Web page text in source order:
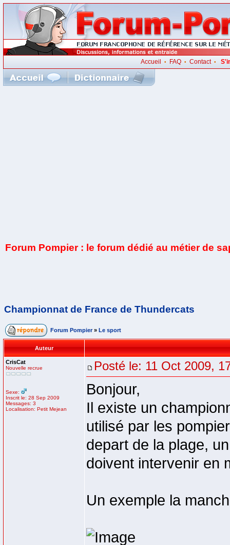
Accueil • FAQ• Contact•
Forum Pompier : le forum dédié au métier de
Championnat de France de Thundercats
Forum Pompier » Le sport
Auteur
CrisCat
Nouvelle recrue
Sexe:
Inscrit le: 28 Sep 2009
Messages: 3
Localisation: Petit Mejean
Posté le: 11 Oct 2009,
Bonjour,
Il existe un
utilisé par les
depart de la plage,
doivent intervenir en
Un exemple la